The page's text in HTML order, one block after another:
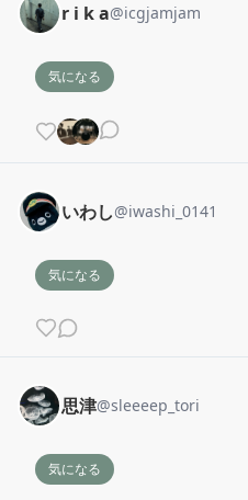
r i k a@icgjamjam
気になる
いわし@iwashi_0141
気になる
思津@sleeeep_tori
気になる